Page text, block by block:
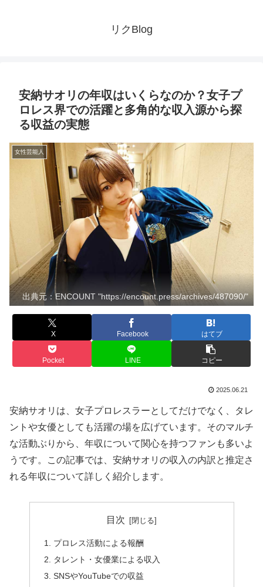
リクBlog
安納サオリの年収はいくらなのか？女子プ
ロレス界での活躍と多角的な収入源から探
る収益の実態
女性芸能人
出典元：ENCOUNT "https://encount.press/archives/487090/"
X Facebook はてブ
Pocket LINE コピー
2025.06.21
安納サオリは、女子プロレスラーとしてだけでなく、タレ
ントや女優としても活躍の場を広げています。そのマルチ
な活動ぶりから、年収について関心を持つファンも多いよ
うです。この記事では、安納サオリの収入の内訳と推定さ
れる年収について詳しく紹介します。
目次
プロレス活動による報酬
タレント・女優業による収入
SNSやYouTubeでの収益